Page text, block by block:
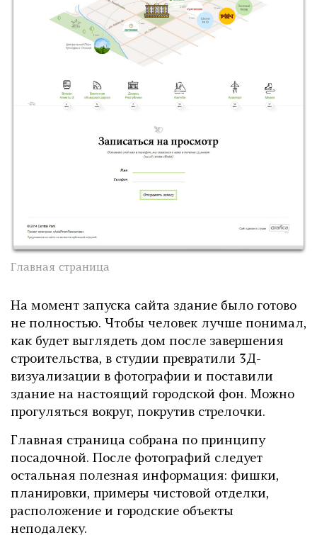
Главная страница
На момент запуска сайта здание было готово
не полностью. Чтобы человек лучше понимал,
как будет выглядеть дом после завершения
строительства, в студии превратили 3Д-
визуализации в фотографии и поставили
здание на настоящий городской фон. Можно
прогуляться вокруг, покрутив стрелочки.
Главная страница собрана по принципу
посадочной. После фотографий следует
остальная полезная информация: фишки,
планировки, примеры чистовой отделки,
расположение и городские объекты
неподалеку.